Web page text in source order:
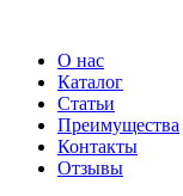
О нас
Каталог
Статьи
Преимущества
Контакты
Отзывы